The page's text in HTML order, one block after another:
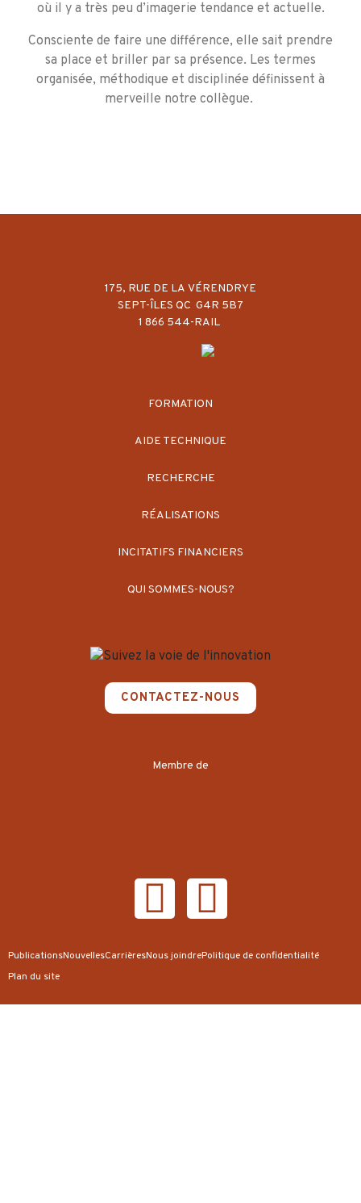
où il y a très peu d’imagerie tendance et actuelle.
Consciente de faire une différence, elle sait prendre
sa place et briller par sa présence. Les termes
organisée, méthodique et disciplinée définissent à
merveille notre collègue.
175, RUE DE LA VÉRENDRYE
SEPT-ÎLES QC G4R 5B7
1 866 544-RAIL
FORMATION
AIDE TECHNIQUE
RECHERCHE
RÉALISATIONS
INCITATIFS FINANCIERS
QUI SOMMES-NOUS?
CONTACTEZ-NOUS
Membre de
PublicationsNouvellesCarrièresNous joindrePolitique de confidentialité
Plan du site